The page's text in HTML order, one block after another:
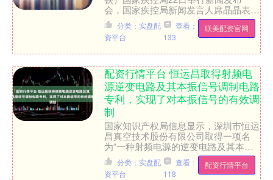
会，国家疾控局新闻发言人席晶晶表
示，进入4月以来，我国呼吸道传染病
疫情有所波动，流感病毒和鼻病....
联美配资官网
分类：实盘配
资平台
查看：
133
配资行情平台 恒运昌取得射频电
源逆变电路及其本振信号调制电路
专利，实现了对本振信号的有效调
制
国家知识产权局信息显示，深圳市恒运
昌真空技术股份有限公司取得一项名
为“一种射频电源的逆变电路及其本振
信号调制电路”的专利，授权公告号
CN223785972U，申....
配资行情平台
分类：实盘配
资平台
查看：
118